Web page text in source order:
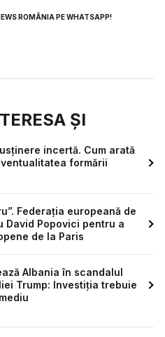
ROMÂNIA PE WHATSAPP!
ȘI
incertă. Cum arată
formării
Federația europeană de
David Popovici pentru a
de la Paris
Albania în scandalul
Trump: Investiția trebuie